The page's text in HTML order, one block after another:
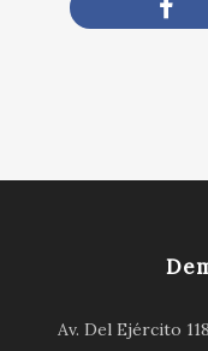
Av. Del Ejército